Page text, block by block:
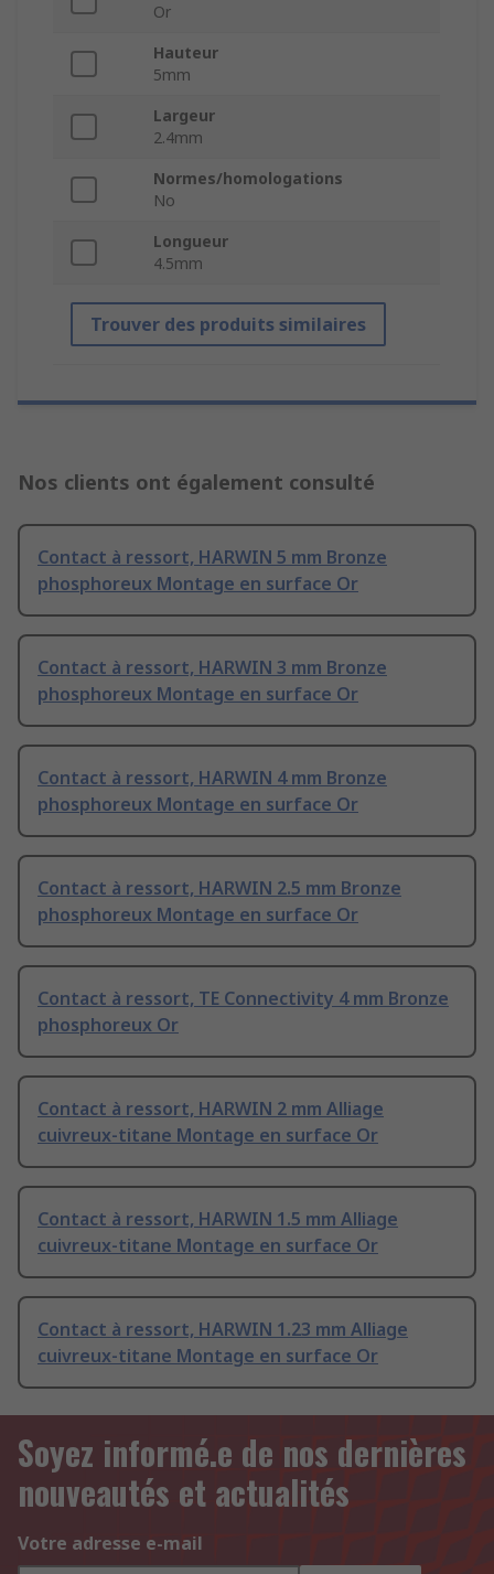
Or
Hauteur
5mm
Largeur
2.4mm
Normes/homologations
No
Longueur
4.5mm
Trouver des produits similaires
Nos clients ont également consulté
Contact à ressort, HARWIN 5 mm Bronze
phosphoreux Montage en surface Or
Contact à ressort, HARWIN 3 mm Bronze
phosphoreux Montage en surface Or
Contact à ressort, HARWIN 4 mm Bronze
phosphoreux Montage en surface Or
Contact à ressort, HARWIN 2.5 mm Bronze
phosphoreux Montage en surface Or
Contact à ressort, TE Connectivity 4 mm Bronze
phosphoreux Or
Contact à ressort, HARWIN 2 mm Alliage
cuivreux-titane Montage en surface Or
Contact à ressort, HARWIN 1.5 mm Alliage
cuivreux-titane Montage en surface Or
Contact à ressort, HARWIN 1.23 mm Alliage
cuivreux-titane Montage en surface Or
Soyez informé.e de nos dernières
nouveautés et actualités
Votre adresse e-mail